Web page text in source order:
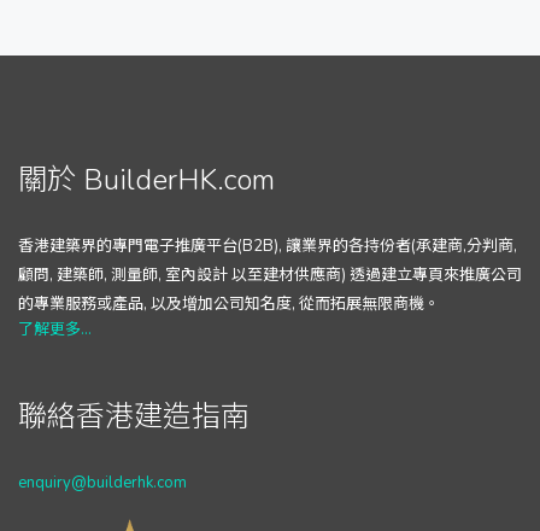
關於 BuilderHK.com
香港建築界的專門電子推廣平台(B2B), 讓業界的各持份者(承建商,分判商,
顧問, 建築師, 測量師, 室內設計 以至建材供應商) 透過建立專頁來推廣公司
的專業服務或產品, 以及增加公司知名度, 從而拓展無限商機。
了解更多...
聯絡香港建造指南
enquiry@builderhk.com